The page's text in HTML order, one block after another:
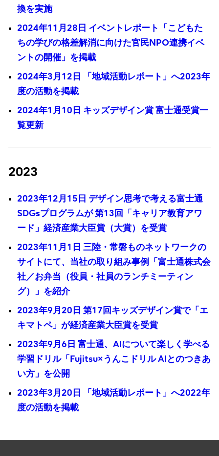
換を実施
2024年11月28日 イベントレポート「こどもた
ちの学びの格差解消に向けた官民NPO連携イベ
ントの開催」を掲載
2024年3月12日 「地域活動レポート」へ2023年
度の活動を掲載
2024年1月10日 キッズデザイン賞 富士通受賞一
覧更新
2023
2023年12月15日 デザイン思考で考える富士通
SDGsプログラムが 第13回「キャリア教育アワ
ード」経済産業大臣賞（大賞）を受賞
2023年11月1日 三陸・常磐ものネットワークの
サイトにて、当社の取り組み事例「富士通株式会
社／お弁当（役員・社員のランチミーティン
グ）」を紹介
2023年9月20日 第17回キッズデザイン賞で「エ
キマトペ」が経済産業大臣賞を受賞
2023年9月6日 富士通、AIについて楽しく学べる
学習ドリル「Fujitsu×うんこドリル AIとのつきあ
い方」を公開
2023年3月20日 「地域活動レポート」へ2022年
度の活動を掲載